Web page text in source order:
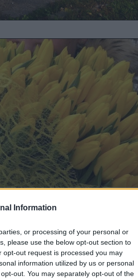
Information
or processing of your personal or
please use the below opt-out section to
out request is processed you may
information utilized by us or personal
out. You may separately opt-out of the